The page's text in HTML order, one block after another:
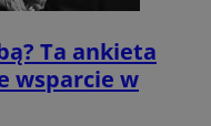
Ta ankieta
wsparcie w